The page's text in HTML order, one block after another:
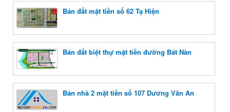
Bán đất mặt tiền số 62 Tạ Hiện
Bán đất biệt thự mặt tiền đường Bát Nàn
Bán nhà 2 mặt tiền số 107 Dương Văn An